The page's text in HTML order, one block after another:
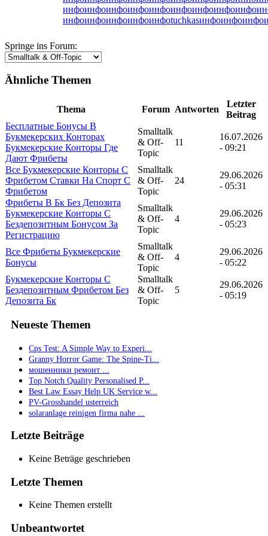
инфоинфоинфоинфоинфоинфоинфоинфоинфо
инфоинфоинфоинфоинфоtuchkasинфоинфоинфо
Springe ins Forum:
Ähnliche Themen
Thema Forum Antworten
Letzter
Beitrag
Бесплатные Бонусы В
Букмекерских Конторах
Букмекерские Конторы Где
Дают Фрибеты
Smalltalk
& Off-
Topic
11
16.07.2026
- 09:21
Все Букмекерские Конторы С
Фрибетом Ставки На Спорт С
Фрибетом
Smalltalk
& Off-
Topic
24
29.06.2026
- 05:31
Фрибеты В Бк Без Депозита
Букмекерские Конторы С
Бездепозитным Бонусом За
Регистрацию
Smalltalk
& Off-
Topic
4
29.06.2026
- 05:23
Все Фрибеты Букмекерские
Бонусы
Smalltalk
& Off-
Topic
4
29.06.2026
- 05:22
Букмекерские Конторы С
Бездепозитным Фрибетом Без
Депозита Бк
Smalltalk
& Off-
Topic
5
29.06.2026
- 05:19
Neueste Themen
Cps Test: A Simple Way to Experi...
Granny Horror Game: The Spine-Ti...
мошенники ремонт ...
Top Notch Quality Personalised P...
Best Law Essay Help UK Service w...
PV-Grosshandel usterreich
solaranlage reinigen firma nahe ...
Letzte Beiträge
Keine Beträge geschrieben
Letzte Themen
Keine Themen erstellt
Unbeantwortet